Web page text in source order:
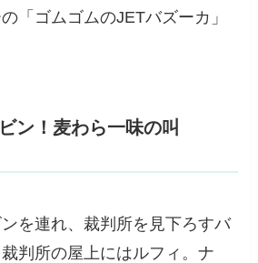
「ゴムゴムのJETバズーカ」
ン！麦わら一味の叫
を連れ、裁判所を見下ろすバ
判所の屋上にはルフィ。ナ